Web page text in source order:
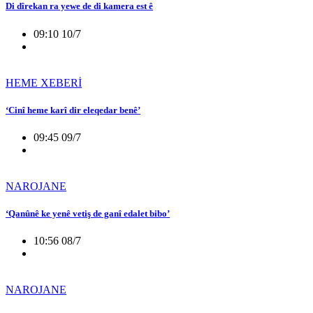
Di dîrekan ra yewe de di kamera est ê
09:10 10/7
HEME XEBERİ
‘Cinî heme karî dir eleqedar benê’
09:45 09/7
NAROJANE
‘Qanûnê ke yenê vetiş de ganî edalet bibo’
10:56 08/7
NAROJANE